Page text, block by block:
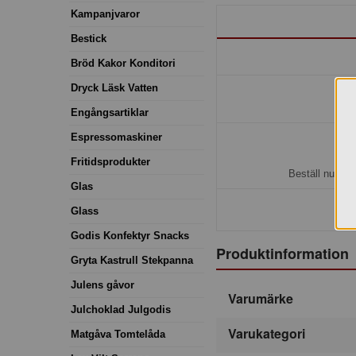
Kampanjvaror
Bestick
Bröd Kakor Konditori
Dryck Läsk Vatten
Engångsartiklar
Espressomaskiner
Fritidsprodukter
Glas
Glass
Godis Konfektyr Snacks
Gryta Kastrull Stekpanna
Julens gåvor
Julchoklad Julgodis
Matgåva Tomtelåda
Beställ nu så
Produktinformation
Varumärke
Varukategori